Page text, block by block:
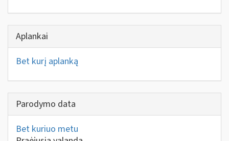
Aplankai
Bet kurį aplanką
Parodymo data
Bet kuriuo metu